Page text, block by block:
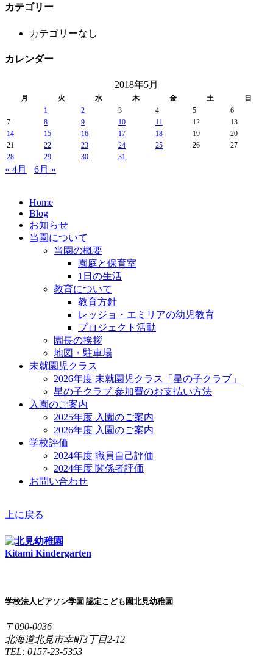
カテゴリー
カテゴリーなし
カレンダー
2018年5月
月 火 水 木 金 土
日
1
2 3 4 5
6
7
8 9 10 11 12
13
14
15 16 17 18 19
20
21
22 23 24 25 26
27
28
29 30 31
« 4月 6月 »
Home
Blog
お知らせ
当園について
当園の概要
園庭と保育室
1日の生活
教育について
教育方針
レッジョ・エミリアの幼児教育
プロジェクト活動
園長の挨拶
地図・駐車場
未就園児クラス
2026年度 未就園児クラス「星の子クラブ」
星の子クラブ 参加費のお支払い方法
入園のご案内
2025年度 入園のご案内
2026年度 入園のご案内
学校評価
2024年度 職員自己評価
2024年度 関係者評価
お問い合わせ
上に戻る
Kitami Kindergarten
学校法人ピアソン学園 認定こども園北見幼稚園
〒090-0036
北海道北見市幸町3丁目2-12
TEL: 0157-23-5353